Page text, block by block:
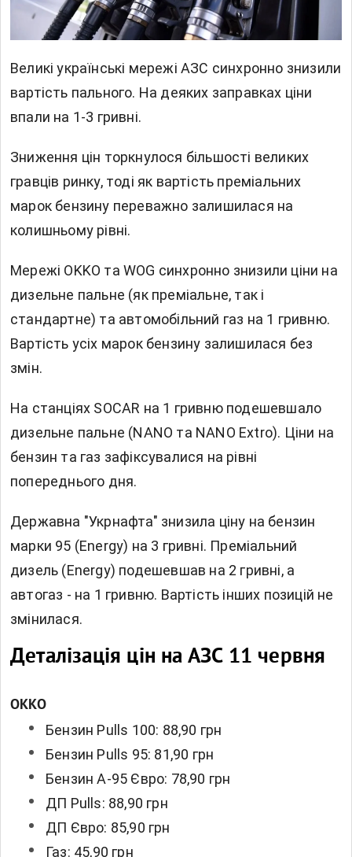
Великі українські мережі АЗС синхронно знизили
вартість пального. На деяких заправках ціни
впали на 1-3 гривні.
Зниження цін торкнулося більшості великих
гравців ринку, тоді як вартість преміальних
марок бензину переважно залишилася на
колишньому рівні.
Мережі OKKO та WOG синхронно знизили ціни на
дизельне пальне (як преміальне, так і
стандартне) та автомобільний газ на 1 гривню.
Вартість усіх марок бензину залишилася без
змін.
На станціях SOCAR на 1 гривню подешевшало
дизельне пальне (NANO та NANO Extro). Ціни на
бензин та газ зафіксувалися на рівні
попереднього дня.
Державна "Укрнафта" знизила ціну на бензин
марки 95 (Energy) на 3 гривні. Преміальний
дизель (Energy) подешевшав на 2 гривні, а
автогаз - на 1 гривню. Вартість інших позицій не
змінилася.
Деталізація цін на АЗС 11 червня
OKKO
Бензин Pulls 100: 88,90 грн
Бензин Pulls 95: 81,90 грн
Бензин А-95 Євро: 78,90 грн
ДП Pulls: 88,90 грн
ДП Євро: 85,90 грн
Газ: 45,90 грн